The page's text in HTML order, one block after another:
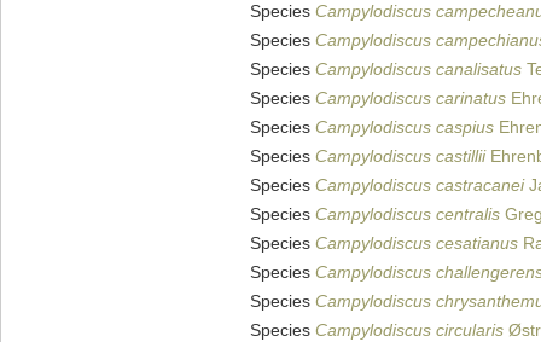
Species Campylodiscus
Species Campylodiscus
Species Campylodiscus canalisatus
Species Campylodiscus carinatus
Species Campylodiscus caspius
Species Campylodiscus castillii
Species Campylodiscus castracanei
Species Campylodiscus centralis
Species Campylodiscus cesatianus
Species Campylodiscus
Species Campylodiscus
Species Campylodiscus circularis